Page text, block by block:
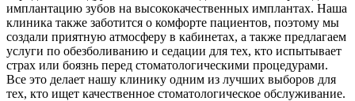
имплантацию зубов на высококачественных имплантах. Наша
клиника также заботится о комфорте пациентов, поэтому мы
создали приятную атмосферу в кабинетах, а также предлагаем
услуги по обезболиванию и седации для тех, кто испытывает
страх или боязнь перед стоматологическими процедурами.
Все это делает нашу клинику одним из лучших выборов для
тех, кто ищет качественное стоматологическое обслуживание.